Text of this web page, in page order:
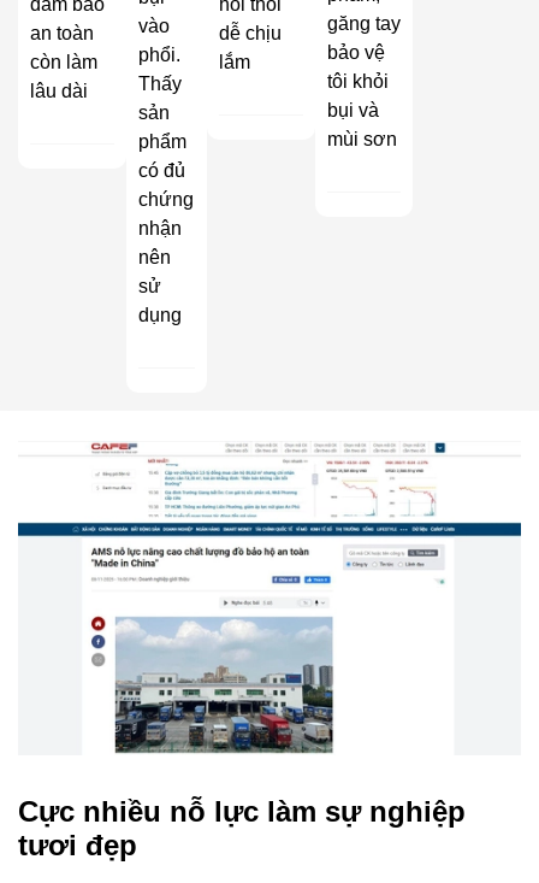
an toàn
còn làm
lâu dài
vào
phổi.
Thấy
sản
phẩm
có đủ
chứng
nhận
nên
sử
dụng
dễ chịu
lắm
găng tay
bảo vệ
tôi khỏi
bụi và
mùi sơn
Cực nhiều nỗ lực làm sự nghiệp
tươi đẹp